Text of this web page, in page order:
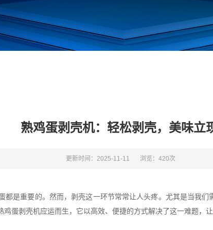
熟鸡蛋剥壳机：轻松剥壳，美味立
更新时间：2025-11-11 浏览：420次
重要的。然而，剥壳这一环节常常让人头疼。尤其是当我们
蛋剥壳机应运而生，它以高效、便捷的方式解决了这一难题，